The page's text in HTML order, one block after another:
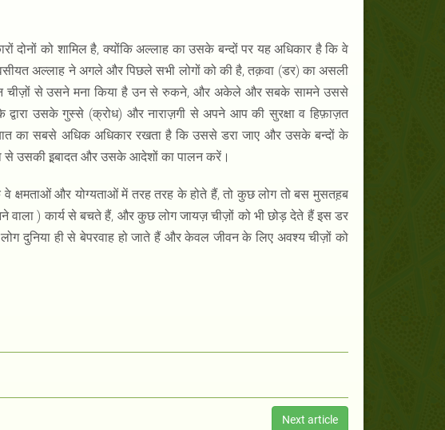
को शामिल है, क्योंकि अल्लाह का उसके बन्दों पर यह अधिकार है कि वे
अल्लाह ने अगले और पिछले सभी लोगों को की है, तक़वा (डर) का असली
चीज़ों से उसने मना किया है उन से रुकने, और अकेले और सबके सामने उससे
उसके गुस्से (क्रोध) और नाराज़गी से अपने आप की सुरक्षा व हिफ़ाज़त
का सबसे अधिक अधिकार रखता है कि उससे डरा जाए और उसके बन्दों के
से उसकी इ़बादत और उसके आदेशों का पालन करें।
और योग्यताओं में तरह तरह के होते हैं, तो कुछ लोग तो बस मुसतह़ब
) कार्य से बचते हैं, और कुछ लोग जायज़ चीज़ों को भी छोड़ देते हैं इस डर
दुनिया ही से बेपरवाह हो जाते हैं और केवल जीवन के लिए अवश्य चीज़ों को
Next article